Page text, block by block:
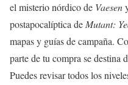
el misterio nórdico de Vaesen
postapocalíptica de Mutant:
mapas y guías de campaña.
parte de tu compra se destina
Puedes revisar todos los